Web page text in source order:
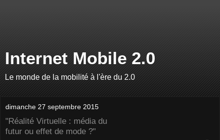
Internet Mobile 2.0
Le monde de la mobilité à l'ère du 2.0
dimanche 27 septembre 2015
"Réalité Virtuelle : média du
futur ou effet de mode ?"